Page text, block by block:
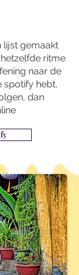
lijst gemaakt
ritme
naar de
spotify hebt,
dan